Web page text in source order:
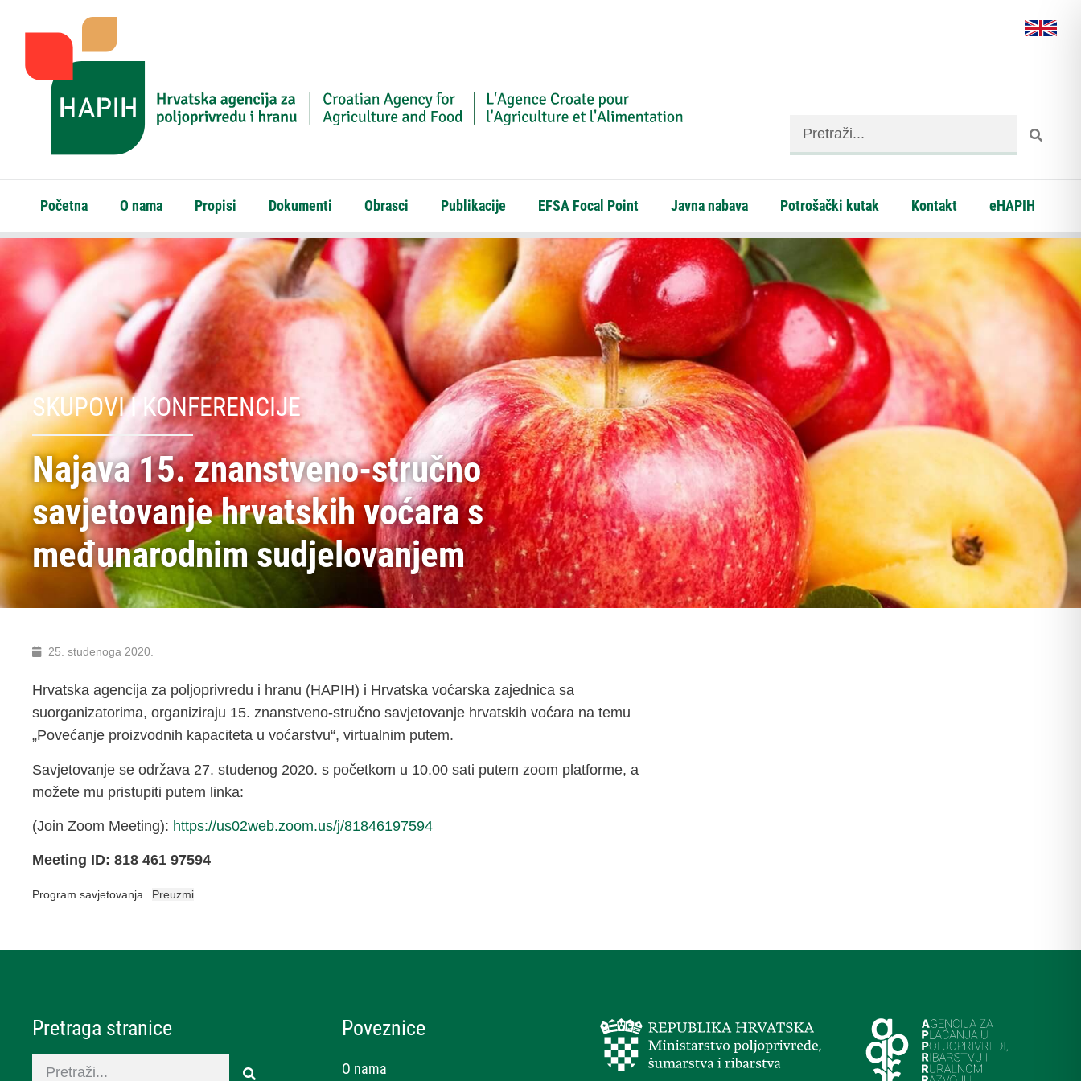
Početna O nama Propisi Dokumenti Obrasci Publikacije EFSA Focal Point Javna nabava Potrošački kutak Kontakt eHAPIH
SKUPOVI I KONFERENCIJE
Najava 15. znanstveno-stručno
savjetovanje hrvatskih voćara s
međunarodnim sudjelovanjem
25. studenoga 2020.
Hrvatska agencija za poljoprivredu i hranu (HAPIH) i Hrvatska voćarska zajednica sa
suorganizatorima, organiziraju 15. znanstveno-stručno savjetovanje hrvatskih voćara na temu
„Povećanje proizvodnih kapaciteta u voćarstvu“, virtualnim putem.
Savjetovanje se održava 27. studenog 2020. s početkom u 10.00 sati putem zoom platforme, a
možete mu pristupiti putem linka:
(Join Zoom Meeting): https://us02web.zoom.us/j/81846197594
Meeting ID: 818 461 97594
Program savjetovanja Preuzmi
Pretraga stranice Poveznice
O nama